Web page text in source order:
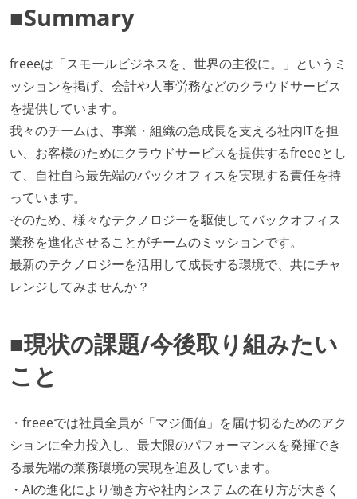
■Summary
freeeは「スモールビジネスを、世界の主役に。」というミ
ッションを掲げ、会計や人事労務などのクラウドサービス
を提供しています。
我々のチームは、事業・組織の急成長を支える社内ITを担
い、お客様のためにクラウドサービスを提供するfreeeとし
て、自社自ら最先端のバックオフィスを実現する責任を持
っています。
そのため、様々なテクノロジーを駆使してバックオフィス
業務を進化させることがチームのミッションです。
最新のテクノロジーを活用して成長する環境で、共にチャ
レンジしてみませんか？
■現状の課題/今後取り組みたい
こと
・freeeでは社員全員が「マジ価値」を届け切るためのアク
ションに全力投入し、最大限のパフォーマンスを発揮でき
る最先端の業務環境の実現を追及しています。
・AIの進化により働き方や社内システムの在り方が大きく